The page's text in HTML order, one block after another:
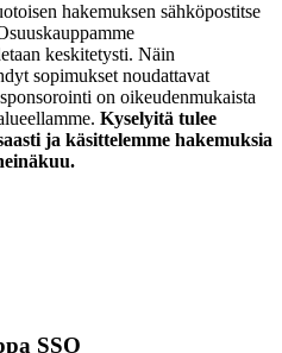
hakemuksen sähköpostitse
keskitetysti. Näin
sopimukset noudattavat
on oikeudenmukaista
Kyselyitä tulee
ja käsittelemme hakemuksia
SSO